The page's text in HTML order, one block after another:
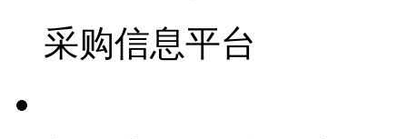
采购信息平台